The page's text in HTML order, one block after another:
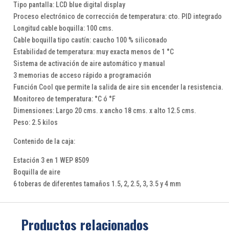
Tipo pantalla: LCD blue digital display
Proceso electrónico de corrección de temperatura: cto. PID integrado
Longitud cable boquilla: 100 cms.
Cable boquilla tipo cautín: caucho 100 % siliconado
Estabilidad de temperatura: muy exacta menos de 1 °C
Sistema de activación de aire automático y manual
3 memorias de acceso rápido a programación
Función Cool que permite la salida de aire sin encender la resistencia.
Monitoreo de temperatura: °C ó °F
Dimensiones: Largo 20 cms. x ancho 18 cms. x alto 12.5 cms.
Peso: 2.5 kilos
Contenido de la caja:
Estación 3 en 1 WEP 8509
Boquilla de aire
6 toberas de diferentes tamaños 1.5, 2, 2.5, 3, 3.5 y 4 mm
Productos relacionados